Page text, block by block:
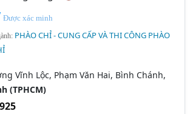
Được xác minh
PHÀO CHỈ - CUNG CẤP VÀ THI CÔNG PHÀO
Vĩnh Lộc, Phạm Văn Hai, Bình Chánh,
(TPHCM)